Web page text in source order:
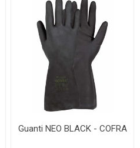
Guanti NEO BLACK - COFRA